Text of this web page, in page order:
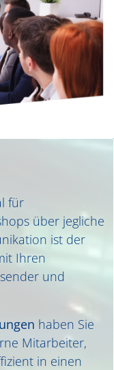
für
über jegliche
ist der
Ihren
und
haben Sie
Mitarbeiter,
in einen